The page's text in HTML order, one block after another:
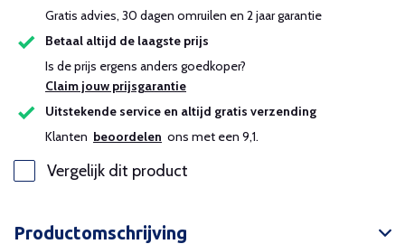
Gratis advies, 30 dagen omruilen en 2 jaar garantie
Betaal altijd de laagste prijs
Is de prijs ergens anders goedkoper?
Claim jouw prijsgarantie
Uitstekende service en altijd gratis verzending
Klanten beoordelen ons met een 9,1.
Vergelijk dit product
Productomschrijving